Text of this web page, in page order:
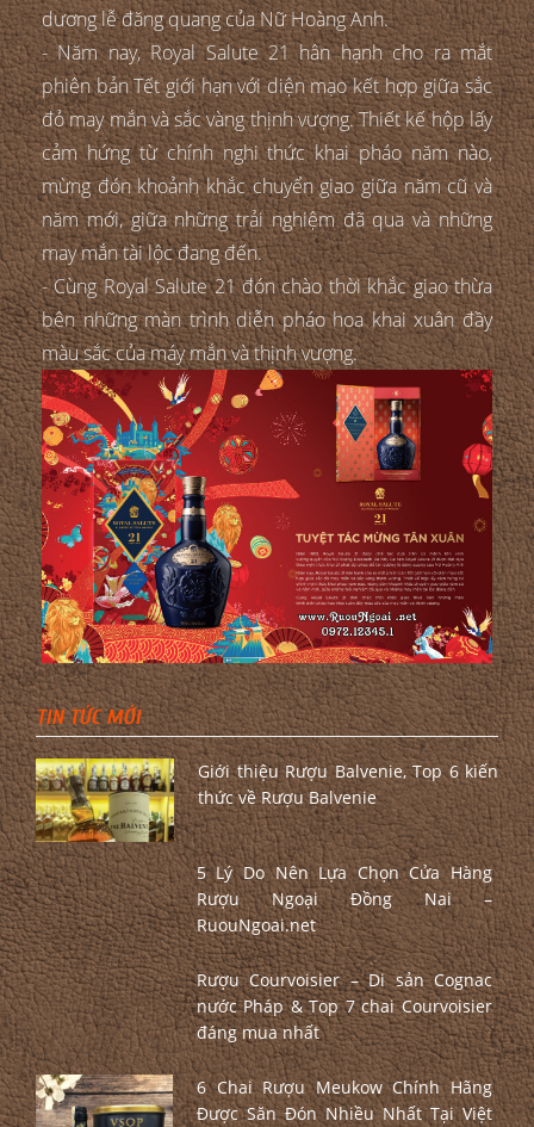
dương lễ đăng quang của Nữ Hoàng Anh.
- Năm nay, Royal Salute 21 hân hạnh cho ra mắt
phiên bản Tết giới hạn với diện mạo kết hợp giữa sắc
đỏ may mắn và sắc vàng thịnh vượng. Thiết kế hộp lấy
cảm hứng từ chính nghi thức khai pháo năm nào,
mừng đón khoảnh khắc chuyển giao giữa năm cũ và
năm mới, giữa những trải nghiệm đã qua và những
may mắn tài lộc đang đến.
- Cùng Royal Salute 21 đón chào thời khắc giao thừa
bên những màn trình diễn pháo hoa khai xuân đầy
màu sắc của máy mắn và thịnh vượng.
TIN TỨC MỚI
Giới thiệu Rượu Balvenie, Top 6 kiến
thức về Rượu Balvenie
5 Lý Do Nên Lựa Chọn Cửa Hàng
Rượu Ngoại Đồng Nai –
RuouNgoai.net
Rượu Courvoisier – Di sản Cognac
nước Pháp & Top 7 chai Courvoisier
đáng mua nhất
6 Chai Rượu Meukow Chính Hãng
Được Săn Đón Nhiều Nhất Tại Việt